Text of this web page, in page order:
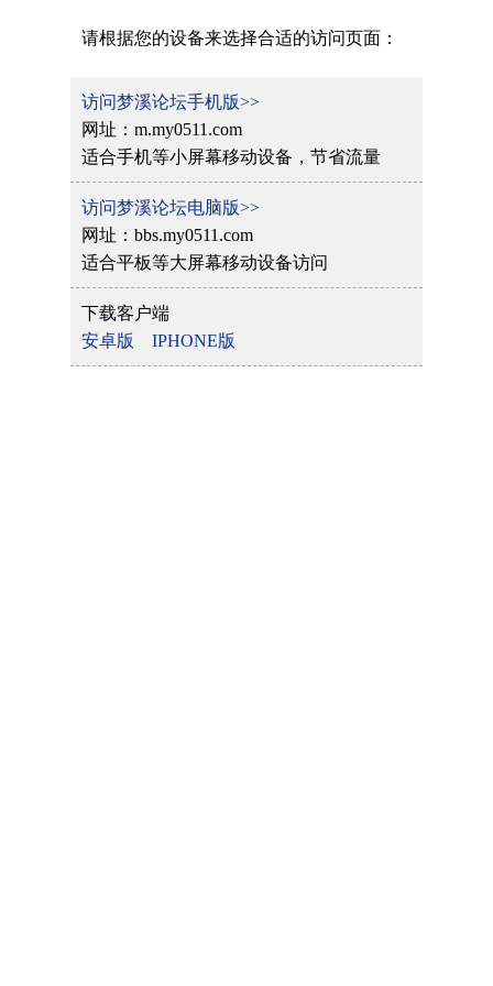
请根据您的设备来选择合适的访问页面：
访问梦溪论坛手机版>>
网址：m.my0511.com
适合手机等小屏幕移动设备，节省流量
访问梦溪论坛电脑版>>
网址：bbs.my0511.com
适合平板等大屏幕移动设备访问
下载客户端
安卓版
IPHONE版